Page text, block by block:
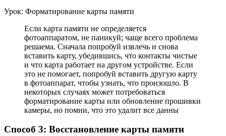
Урок: Форматирование карты памяти
Если карта памяти не определяется
фотоаппаратом, не паникуй; чаще всего проблема
решаема. Сначала попробуй извлечь и снова
вставить карту, убедившись, что контакты чистые
и что карта работает на другом устройстве. Если
это не помогает, попробуй вставить другую карту
в фотоаппарат, чтобы узнать, что произошло. В
некоторых случаях может потребоваться
форматирование карты или обновление прошивки
камеры, но помни, что это удалит все данны
Способ 3: Восстановление карты памяти